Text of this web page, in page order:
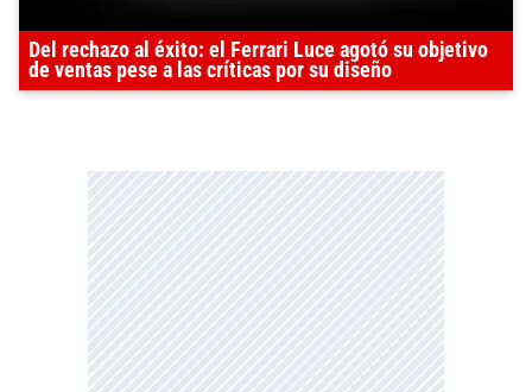
Del rechazo al éxito: el Ferrari Luce agotó su objetivo
de ventas pese a las críticas por su diseño